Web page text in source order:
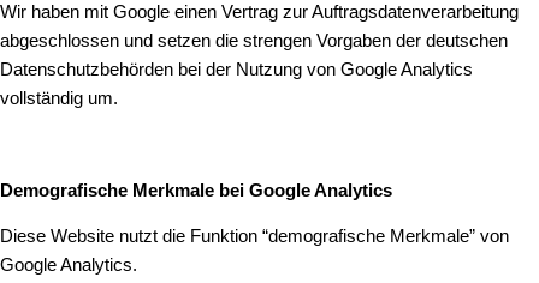
Wir haben mit Google einen Vertrag zur Auftragsdatenverarbeitung
abgeschlossen und setzen die strengen Vorgaben der deutschen
Datenschutzbehörden bei der Nutzung von Google Analytics
vollständig um.
Demografische Merkmale bei Google Analytics
Diese Website nutzt die Funktion “demografische Merkmale” von
Google Analytics.